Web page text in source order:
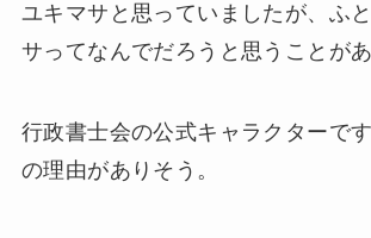
ユキマサと思っていましたが、ふ
サってなんでだろうと思うことがあ
行政書士会の公式キャラクターで
の理由がありそう。